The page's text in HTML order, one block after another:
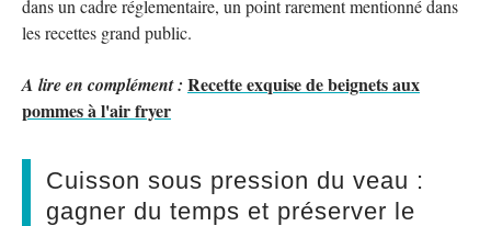
dans un cadre réglementaire, un point rarement mentionné dans
les recettes grand public.
A lire en complément : Recette exquise de beignets aux
pommes à l'air fryer
Cuisson sous pression du veau :
gagner du temps et préserver le